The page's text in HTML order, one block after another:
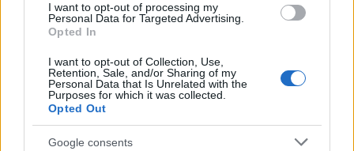
I want to opt-out of processing my
Personal Data for Targeted Advertising.
Opted In
I want to opt-out of Collection, Use,
Retention, Sale, and/or Sharing of my
Personal Data that Is Unrelated with the
Purposes for which it was collected.
Opted Out
Google consents
B2B NEWS